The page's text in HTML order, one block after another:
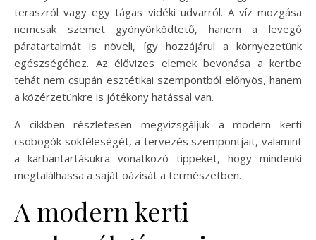
teraszról vagy egy tágas vidéki udvarról. A víz mozgása
nemcsak szemet gyönyörködtető, hanem a levegő
páratartalmát is növeli, így hozzájárul a környezetünk
egészségéhez. Az élővizes elemek bevonása a kertbe
tehát nem csupán esztétikai szempontból előnyös, hanem
a közérzetünkre is jótékony hatással van.
A cikkben részletesen megvizsgáljuk a modern kerti
csobogók sokféleségét, a tervezés szempontjait, valamint
a karbantartásukra vonatkozó tippeket, hogy mindenki
megtalálhassa a saját oázisát a természetben.
A modern kerti